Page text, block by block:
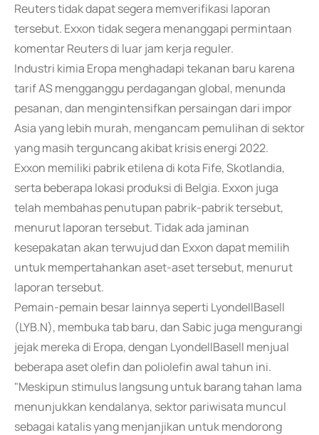
Reuters tidak dapat segera memverifikasi laporan
tersebut. Exxon tidak segera menanggapi permintaan
komentar Reuters di luar jam kerja reguler.
Industri kimia Eropa menghadapi tekanan baru karena
tarif AS mengganggu perdagangan global, menunda
pesanan, dan mengintensifkan persaingan dari impor
Asia yang lebih murah, mengancam pemulihan di sektor
yang masih terguncang akibat krisis energi 2022.
Exxon memiliki pabrik etilena di kota Fife, Skotlandia,
serta beberapa lokasi produksi di Belgia. Exxon juga
telah membahas penutupan pabrik-pabrik tersebut,
menurut laporan tersebut. Tidak ada jaminan
kesepakatan akan terwujud dan Exxon dapat memilih
untuk mempertahankan aset-aset tersebut, menurut
laporan tersebut.
Pemain-pemain besar lainnya seperti LyondellBasell
(LYB.N), membuka tab baru, dan Sabic juga mengurangi
jejak mereka di Eropa, dengan LyondellBasell menjual
beberapa aset olefin dan poliolefin awal tahun ini.
"Meskipun stimulus langsung untuk barang tahan lama
menunjukkan kendalanya, sektor pariwisata muncul
sebagai katalis yang menjanjikan untuk mendorong